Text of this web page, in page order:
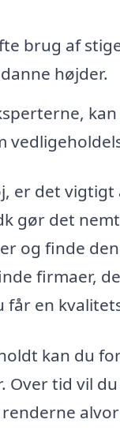
brug af
højder.
er det
gør det
og finde
firmaer,
en
kan du
tid vil